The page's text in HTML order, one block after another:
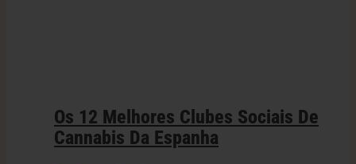
Os 12 Melhores Clubes Sociais De
Cannabis Da Espanha